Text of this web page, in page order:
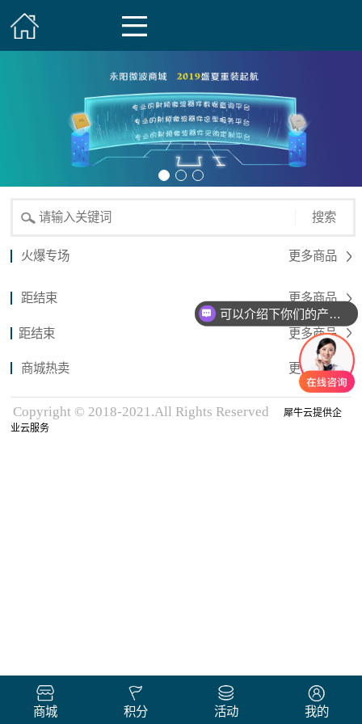
搜索
火爆专场 更多商品
距结束 更多商品
距结束 更多商品
商城热卖 更多商品
Copyright © 2018-2021.All Rights Reserved
犀牛云提供企
业云服务
商城 积分 活动 我的